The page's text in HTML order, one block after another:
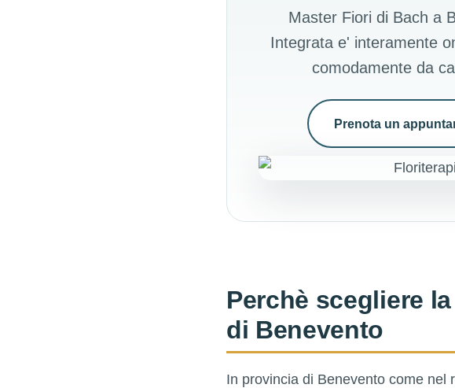
Master Fiori di Bach a
Integrata e' interamente
comodamente da
Prenota un
Perchè scegliere
di Benevento
In provincia di Benevento come nel